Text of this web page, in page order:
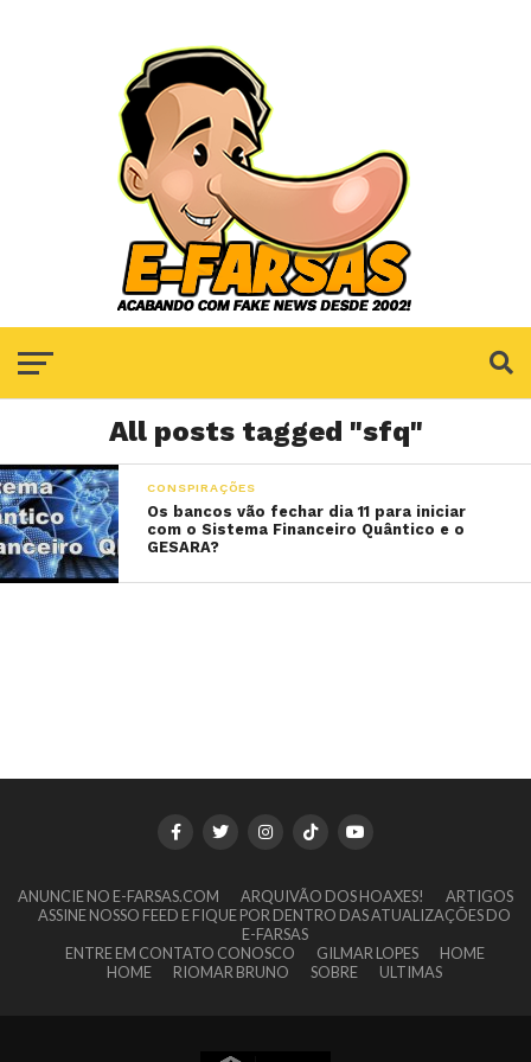
All posts tagged "sfq"
CONSPIRAÇÕES
Os bancos vão fechar dia 11 para iniciar
com o Sistema Financeiro Quântico e o
GESARA?
ANUNCIE NO E-FARSAS.COM ARQUIVÃO DOS HOAXES!
ARTIGOS
ASSINE NOSSO FEED E FIQUE POR DENTRO DAS ATUALIZAÇÕES DO
E-FARSAS
ENTRE EM CONTATO CONOSCO
GILMAR LOPES
HOME
HOME
RIOMAR BRUNO SOBRE ULTIMAS